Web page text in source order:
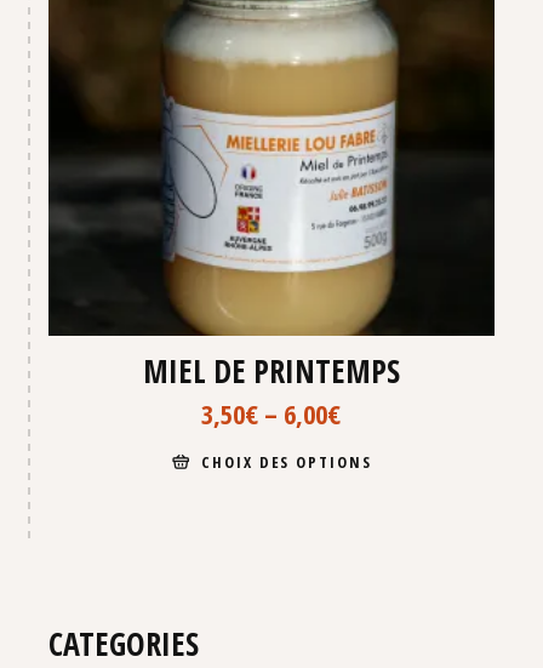
MIEL DE PRINTEMPS
3,50€ – 6,00€
CHOIX DES OPTIONS
CATEGORIES